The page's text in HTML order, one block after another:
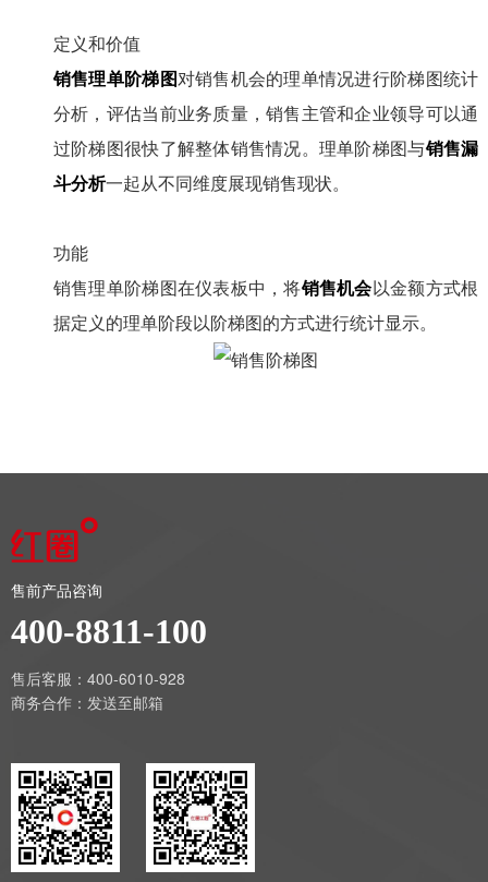
定义和价值
销售理单阶梯图对销售机会的理单情况进行阶梯图统计
分析，评估当前业务质量，销售主管和企业领导可以通
过阶梯图很快了解整体销售情况。理单阶梯图与销售漏
斗分析一起从不同维度展现销售现状。
功能
销售理单阶梯图在仪表板中，将销售机会以金额方式根
据定义的理单阶段以阶梯图的方式进行统计显示。
售前产品咨询
400-8811-100
售后客服：400-6010-928
商务合作： 发送至邮箱